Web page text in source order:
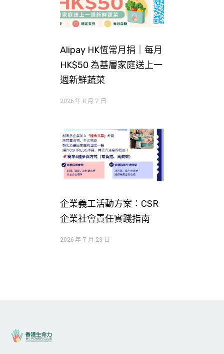
Alipay HK恆常月捐｜每月
HK$50 為基層家庭送上一
週新鮮蔬菜
2026 年 8 月 7 日
企業義工活動方案：CSR
企業社會責任實踐指南
2026 年 7 月 23 日